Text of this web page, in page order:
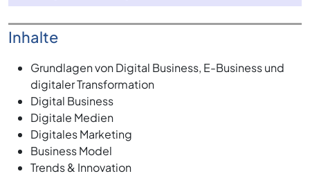
Inhalte
Grundlagen von Digital Business, E-Business und
digitaler Transformation
Digital Business
Digitale Medien
Digitales Marketing
Business Model
Trends & Innovation